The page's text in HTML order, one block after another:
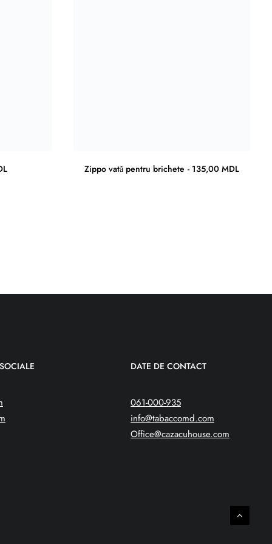
Zippo vată pentru brichete 135,00MDL
DATE DE CONTACT
061-000-935
info@tabaccomd.com
Office@cazacuhouse.com